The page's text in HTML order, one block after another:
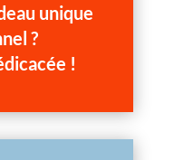
unique
?
!